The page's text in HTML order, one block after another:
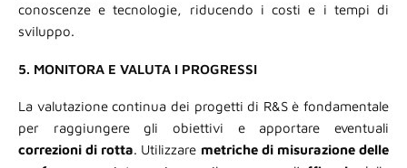
conoscenze e tecnologie, riducendo i costi e i tempi di
sviluppo.
5. MONITORA E VALUTA I PROGRESSI
La valutazione continua dei progetti di R&S è fondamentale
per raggiungere gli obiettivi e apportare eventuali
correzioni di rotta. Utilizzare metriche di misurazione delle